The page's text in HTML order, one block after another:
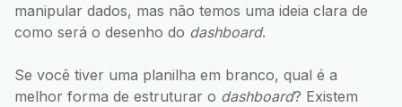
manipular dados, mas não temos uma ideia clara de
como será o desenho do dashboard.
Se você tiver uma planilha em branco, qual é a
melhor forma de estruturar o dashboard? Existem